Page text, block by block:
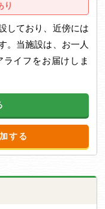
り
しており、近傍には
。当施設は、お一人
イフをお届けしま
する